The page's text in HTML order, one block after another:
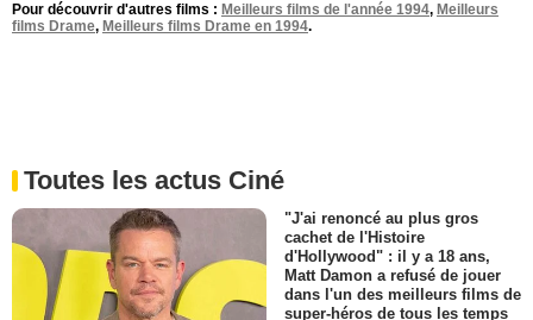
Pour découvrir d'autres films : Meilleurs films de l'année 1994, Meilleurs
films Drame, Meilleurs films Drame en 1994.
Toutes les actus Ciné
"J'ai renoncé au plus gros
cachet de l'Histoire
d'Hollywood" : il y a 18 ans,
Matt Damon a refusé de jouer
dans l'un des meilleurs films de
super-héros de tous les temps